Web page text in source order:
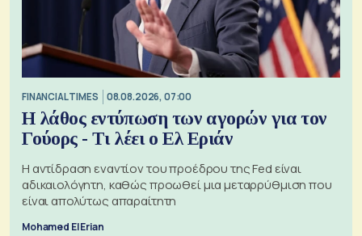
FINANCIAL TIMES 08.08.2026, 07:00
Η λάθος εντύπωση των αγορών για τον
Γούορς - Τι λέει ο Ελ Εριάν
Η αντίδραση εναντίον του προέδρου της Fed είναι
αδικαιολόγητη, καθώς προωθεί μια μεταρρύθμιση που
είναι απολύτως απαραίτητη
Mohamed El Erian